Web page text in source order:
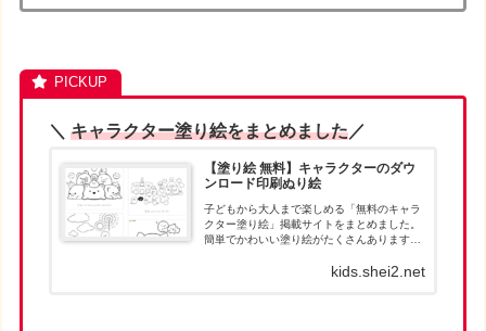
＼キャラクター塗り絵をまとめました／
【塗り絵 無料】キャラクターのダウ
ンロード印刷ぬり絵
子どもから大人まで楽しめる「無料のキャラ
クター塗り絵」掲載サイトをまとめました。
簡単でかわいい塗り絵がたくさんあります。
でダウンロードして、印刷して遊んでくださ
kids.shei2.net